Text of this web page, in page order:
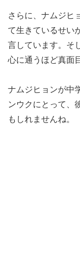
さらに、ナムジヒ
て生きているせい
言しています。そ
心に通うほど真面
ナムジヒョンが中
ンウクにとって、
もしれませんね。